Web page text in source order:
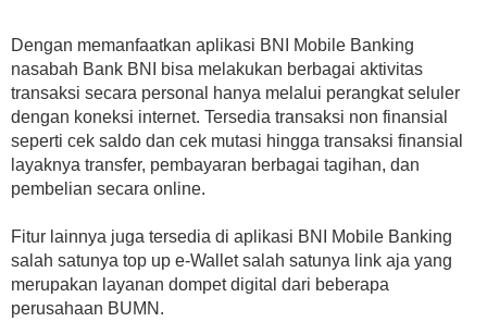
Dengan memanfaatkan aplikasi BNI Mobile Banking
nasabah Bank BNI bisa melakukan berbagai aktivitas
transaksi secara personal hanya melalui perangkat seluler
dengan koneksi internet. Tersedia transaksi non finansial
seperti cek saldo dan cek mutasi hingga transaksi finansial
layaknya transfer, pembayaran berbagai tagihan, dan
pembelian secara online.
Fitur lainnya juga tersedia di aplikasi BNI Mobile Banking
salah satunya top up e-Wallet salah satunya link aja yang
merupakan layanan dompet digital dari beberapa
perusahaan BUMN.